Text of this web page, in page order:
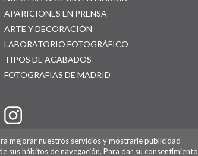
APARICIONES EN PRENSA
ARTE Y DECORACIÓN
LABORATORIO FOTOGRÁFICO
TIPOS DE ACABADOS
FOTOGRAFÍAS DE MADRID
mejorar nuestros servicios y mostrarle publicidad
sus hábitos de navegación. Para dar su consentimiento